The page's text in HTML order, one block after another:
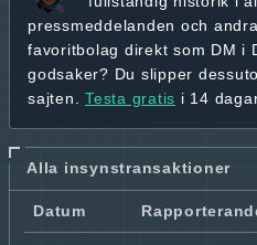
pressmeddelanden och andra
favoritbolag direkt som DM i
godsaker? Du slipper
sajten. Testa gratis i 14
Alla insynstransaktioner
Datum